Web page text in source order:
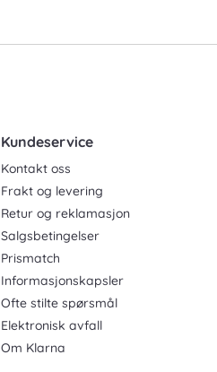
Kundeservice
Kontakt oss
Frakt og levering
Retur og reklamasjon
Salgsbetingelser
Prismatch
Informasjonskapsler
Ofte stilte spørsmål
Elektronisk avfall
Om Klarna